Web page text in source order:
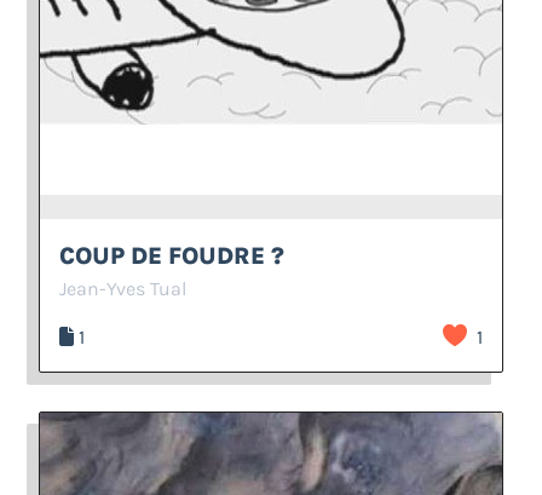
COUP DE FOUDRE ?
Jean-Yves Tual
1 1